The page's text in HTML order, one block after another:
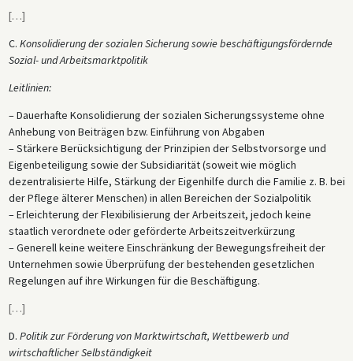
[…]
C. Konsolidierung der sozialen Sicherung sowie beschäftigungsfördernde
Sozial- und Arbeitsmarktpolitik
Leitlinien:
– Dauerhafte Konsolidierung der sozialen Sicherungssysteme ohne
Anhebung von Beiträgen bzw. Einführung von Abgaben
– Stärkere Berücksichtigung der Prinzipien der Selbstvorsorge und
Eigenbeteiligung sowie der Subsidiarität (soweit wie möglich
dezentralisierte Hilfe, Stärkung der Eigenhilfe durch die Familie z. B. bei
der Pflege älterer Menschen) in allen Bereichen der Sozialpolitik
– Erleichterung der Flexibilisierung der Arbeitszeit, jedoch keine
staatlich verordnete oder geförderte Arbeitszeitverkürzung
– Generell keine weitere Einschränkung der Bewegungsfreiheit der
Unternehmen sowie Überprüfung der bestehenden gesetzlichen
Regelungen auf ihre Wirkungen für die Beschäftigung.
[…]
D. Politik zur Förderung von Marktwirtschaft, Wettbewerb und
wirtschaftlicher Selbständigkeit